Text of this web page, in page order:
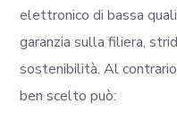
elettronico di bassa
garanzia sulla filiera,
sostenibilità. Al
ben scelto può: